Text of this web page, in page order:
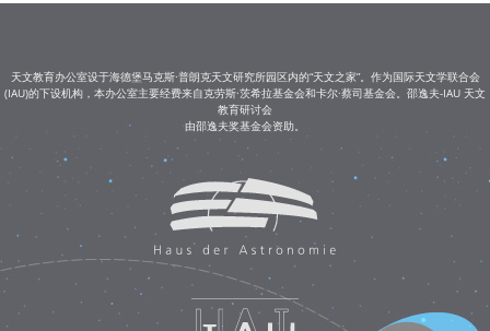
天文教育办公室设于海德堡马克斯·普朗克天文研究所园区内的“天文之家”。作为国际天文学联合会
(IAU)的下设机构，本办公室主要经费来自克劳斯·茨希拉基金会和卡尔·蔡司基金会。邵逸夫-IAU 天文
教育研讨会
由邵逸夫奖基金会资助。